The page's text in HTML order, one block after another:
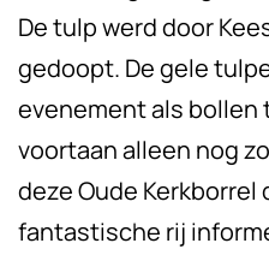
De tulp werd door
gedoopt. De gele
evenement als bollen
voortaan alleen nog
deze Oude Kerkborrel
fantastische rij